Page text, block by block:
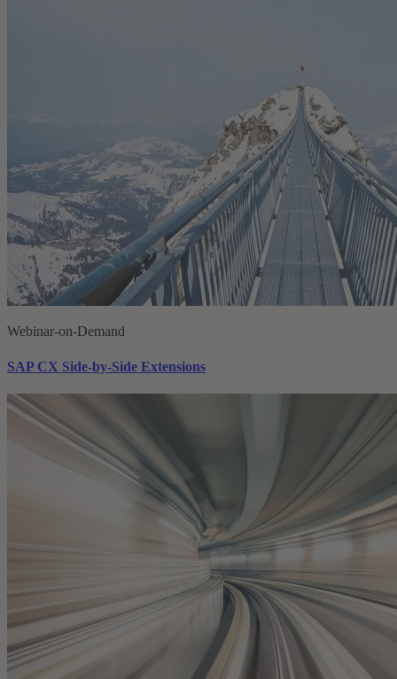
Webinar-on-Demand
SAP CX Side-by-Side Extensions